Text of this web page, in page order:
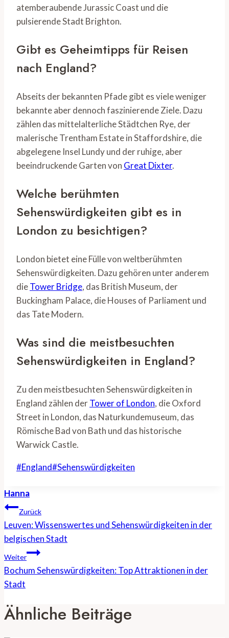
atemberaubende Jurassic Coast und die
pulsierende Stadt Brighton.
Gibt es Geheimtipps für Reisen
nach England?
Abseits der bekannten Pfade gibt es viele weniger
bekannte aber dennoch faszinierende Ziele. Dazu
zählen das mittelalterliche Städtchen Rye, der
malerische Trentham Estate in Staffordshire, die
abgelegene Insel Lundy und der ruhige, aber
beeindruckende Garten von Great Dixter.
Welche berühmten
Sehenswürdigkeiten gibt es in
London zu besichtigen?
London bietet eine Fülle von weltberühmten
Sehenswürdigkeiten. Dazu gehören unter anderem
dieTower Bridge, das British Museum, der
Buckingham Palace, die Houses of Parliament und
das Tate Modern.
Was sind die meistbesuchten
Sehenswürdigkeiten in England?
Zu den meistbesuchten Sehenswürdigkeiten in
England zählen derTower of London, die Oxford
Street in London, das Naturkundemuseum, das
Römische Bad von Bath und das historische
Warwick Castle.
Schlagworte:
#England#Sehenswürdigkeiten
Hanna
Beitragsnavigation
Zurück
Leuven: Wissenswertes und Sehenswürdigkeiten in der
belgischen Stadt
Weiter
Bochum Sehenswürdigkeiten: Top Attraktionen in der
Stadt
Ähnliche Beiträge